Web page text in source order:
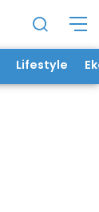
Lifestyle